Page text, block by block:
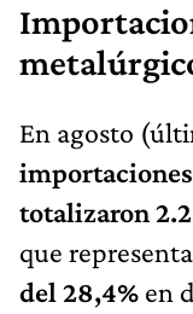
En agosto
totalizaron
que
del 28,4% en